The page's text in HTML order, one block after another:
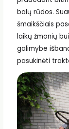
balų rūdos.
šmaikščiais
laikų žmonių
galimybe
pasukinėti